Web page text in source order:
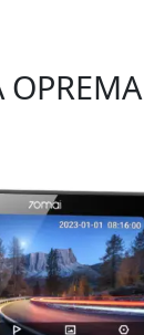
OPREMA